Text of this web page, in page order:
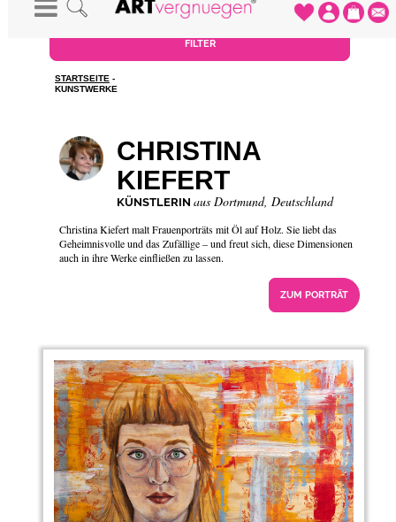
FILTER
STARTSEITE -
KUNSTWERKE
CHRISTINA
KIEFERT
KÜNSTLERIN aus Dortmund, Deutschland
Christina Kiefert malt Frauenporträts mit Öl auf Holz. Sie liebt das
Geheimnisvolle und das Zufällige – und freut sich, diese Dimensionen
auch in ihre Werke einfließen zu lassen.
ZUM PORTRÄT